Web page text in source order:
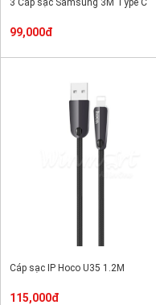
3 Cáp sạc Samsung 3M Type C
99,000đ
Cáp sạc IP Hoco U35 1.2M
115,000đ